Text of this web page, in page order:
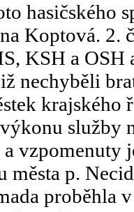
hasičského
Koptová. 2.
KSH a OSH
nechyběli
krajského
služby
vzpomenuty
města p.
proběhla